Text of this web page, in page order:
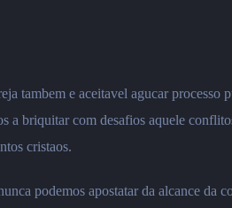
tambem e aceitavel agucar
a briquitar com desafios aquele
cristaos.
podemos apostatar da alcance